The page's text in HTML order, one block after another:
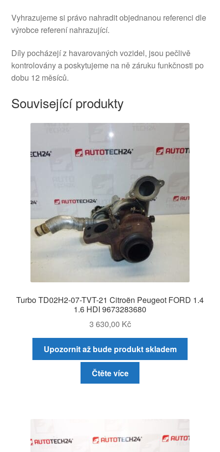
Vyhrazujeme si právo nahradit objednanou referenci dle
výrobce referení nahrazující.
Díly pocházejí z havarovaných vozidel, jsou pečlivě
kontrolovány a poskytujeme na ně záruku funkčnosti po
dobu 12 měsíců.
Související produkty
Turbo TD02H2-07-TVT-21 Citroën Peugeot FORD 1.4
1.6 HDI 9673283680
3 630,00 Kč
Upozornit až bude produkt skladem
Čtěte více